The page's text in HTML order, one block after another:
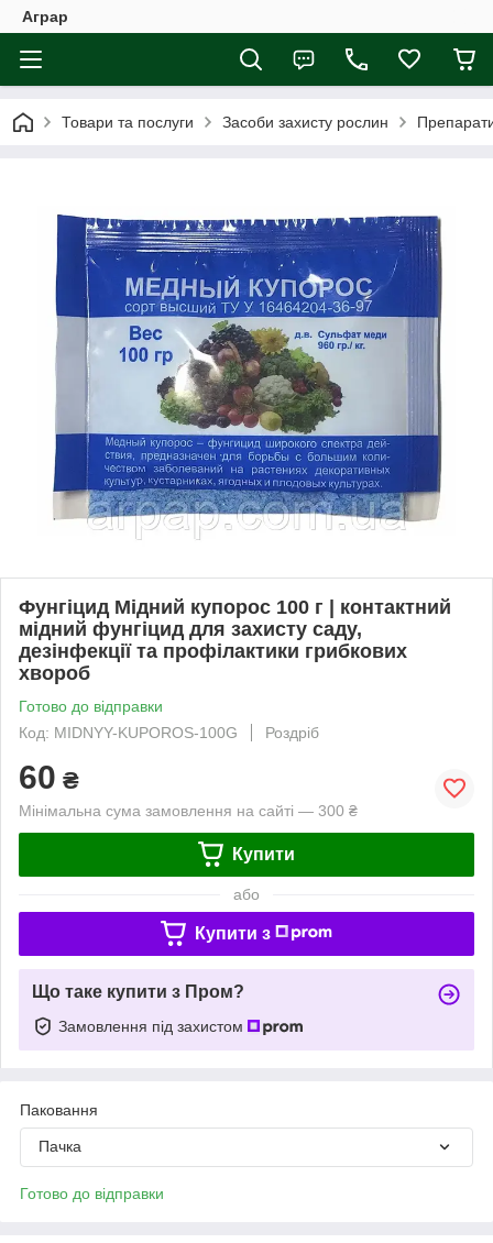
Аграр
Товари та послуги Засоби захисту рослин
Фунгіцид Мідний купорос 100 г | контактний
мідний фунгіцид для захисту саду,
дезінфекції та профілактики грибкових
хвороб
Готово до відправки
Код: MIDNYY-KUPOROS-100G
Роздріб
60 ₴
Мінімальна сума замовлення на сайті — 300 ₴
Купити
або
Купити з
Що таке купити з Пром?
Замовлення під захистом
Паковання
Пачка
Готово до відправки